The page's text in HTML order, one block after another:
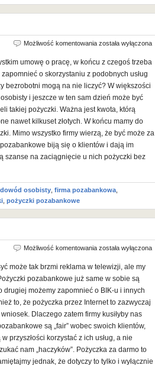
Możliwość komentowania Jestem
–
czy
dostanę
pożyczkę?
została wyłączona
umowę o pracę, w końcu z czegoś trzeba
o skorzystaniu z podobnych usług
bezrobotni mogą na nie liczyć? W większości
i jeszcze w ten sam dzień może być
takiej pożyczki. Ważna jest kwota, którą
nawet kilkuset złotych. W końcu mamy do
Mimo wszystko firmy wierzą, że być może za
biją się o klientów i dają im
szanse na zaciągnięcie u nich pożyczki bez
dowód osobisty firma pozabankowa
pożyczki pozabankowe
Możliwość komentowania Pożyczka
darmo?
została wyłączona
może tak brzmi reklama w telewizji, ale my
pozabankowe już same w sobie są
możemy zapomnieć o BIK-u i innych
to, że pożyczka przez Internet to zazwyczaj
Dlaczego zatem firmy kusiłyby nas
są „fair” wobec swoich klientów,
przyszłości korzystać z ich usług, a nie
nam „haczyków”. Pożyczka za darmo to
jednak, że dotyczy to tylko i wyłącznie